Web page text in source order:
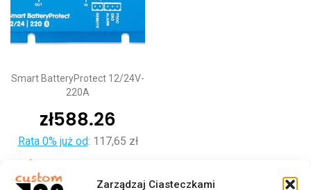
Zarządzaj Ciasteczkami
Smart BatteryProtect 12/24V-
220A
zł588.26
Rata 0% już od: 117,65 zł